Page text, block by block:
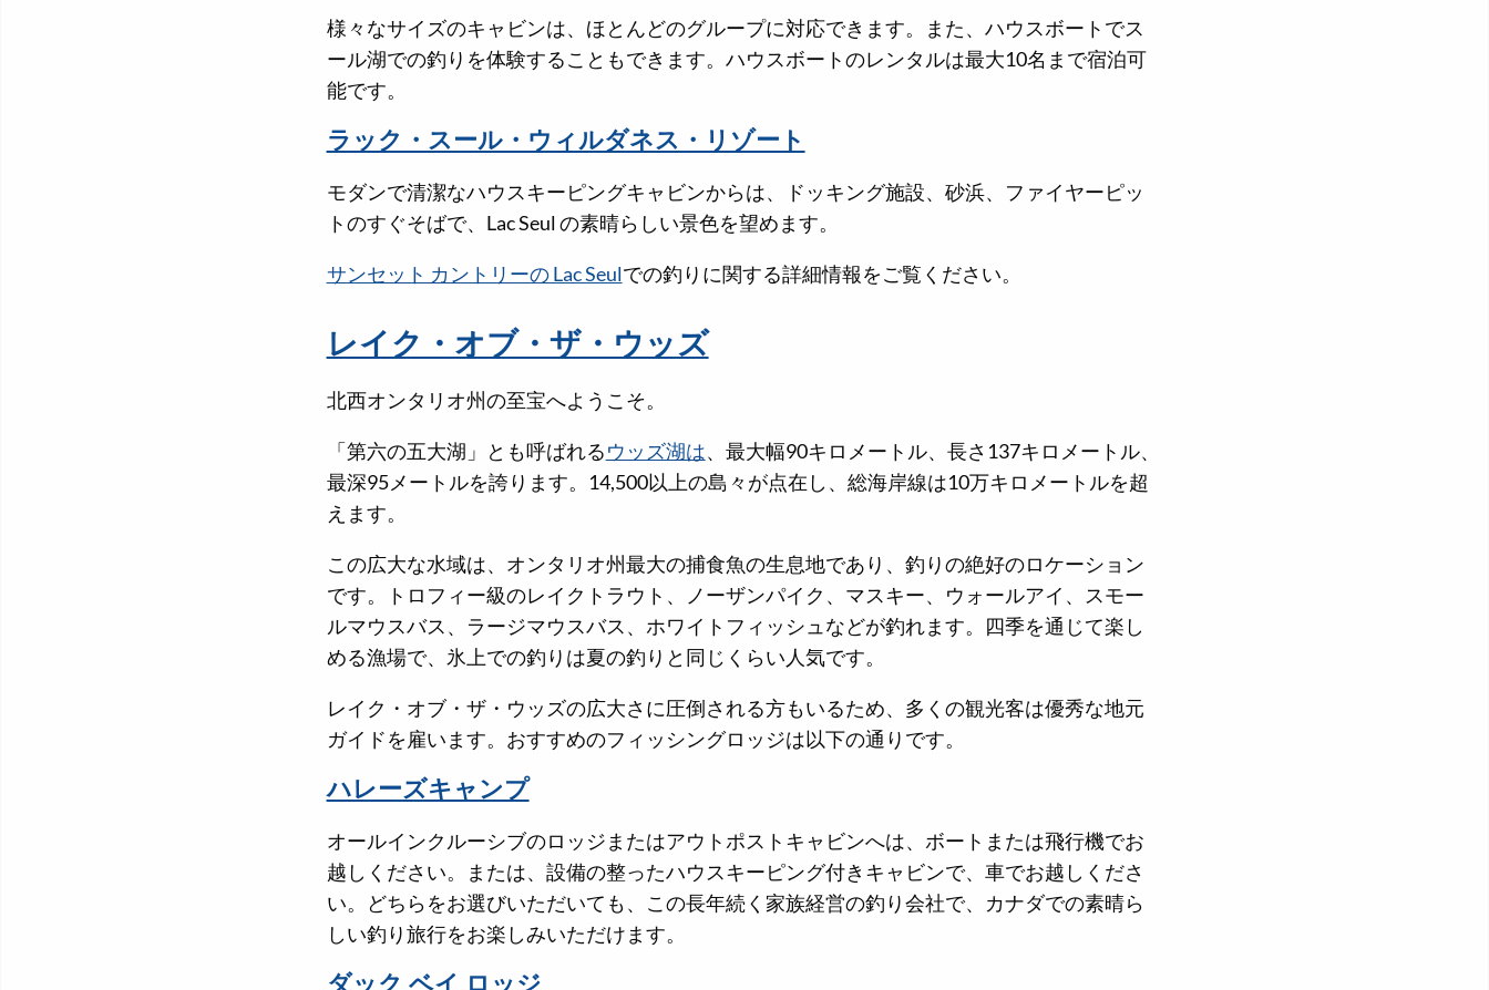
様々なサイズのキャビンは、ほとんどのグループに対応できます。また、ハウスボートでス
ール湖での釣りを体験することもできます。ハウスボートのレンタルは最大10名まで宿泊可
能です。
ラック・スール・ウィルダネス・リゾート
モダンで清潔なハウスキーピングキャビンからは、ドッキング施設、砂浜、ファイヤーピッ
トのすぐそばで、Lac Seul の素晴らしい景色を望めます。
サンセット カントリーの Lac Seulでの釣りに関する詳細情報をご覧ください。
レイク・オブ・ザ・ウッズ
北西オンタリオ州の至宝へようこそ。
「第六の五大湖」とも呼ばれるウッズ湖は、最大幅90キロメートル、長さ137キロメートル、
最深95メートルを誇ります。14,500以上の島々が点在し、総海岸線は10万キロメートルを超
えます。
この広大な水域は、オンタリオ州最大の捕食魚の生息地であり、釣りの絶好のロケーション
です。トロフィー級のレイクトラウト、ノーザンパイク、マスキー、ウォールアイ、スモー
ルマウスバス、ラージマウスバス、ホワイトフィッシュなどが釣れます。四季を通じて楽し
める漁場で、氷上での釣りは夏の釣りと同じくらい人気です。
レイク・オブ・ザ・ウッズの広大さに圧倒される方もいるため、多くの観光客は優秀な地元
ガイドを雇います。おすすめのフィッシングロッジは以下の通りです。
ハレーズキャンプ
オールインクルーシブのロッジまたはアウトポストキャビンへは、ボートまたは飛行機でお
越しください。または、設備の整ったハウスキーピング付きキャビンで、車でお越しくださ
い。どちらをお選びいただいても、この長年続く家族経営の釣り会社で、カナダでの素晴ら
しい釣り旅行をお楽しみいただけます。